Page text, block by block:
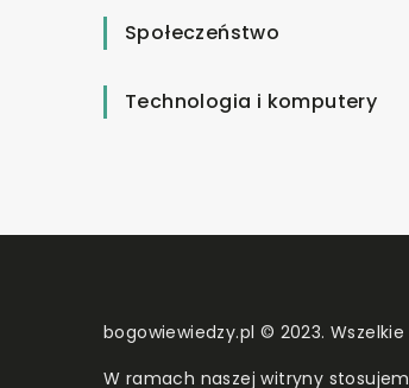
Społeczeństwo
Technologia i komputery
bogowiewiedzy.pl © 2023.
W ramach naszej witryny